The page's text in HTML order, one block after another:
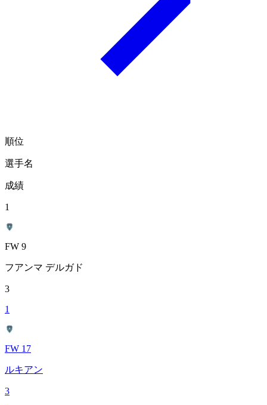
順位
選手名
成績
1
FW 9
フアンマ デルガド
3
1
FW 17
ルキアン
3